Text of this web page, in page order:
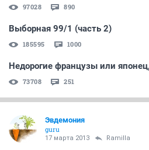
97028 890
Выборная 99/1 (часть 2)
185595 1000
Недорогие французы или
73708 251
Эвдемония
guru
17 марта 2013 Ramilla